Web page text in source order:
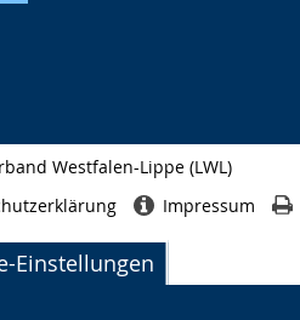
Einstellungen
Westfalen-Lippe (LWL)
Impressum